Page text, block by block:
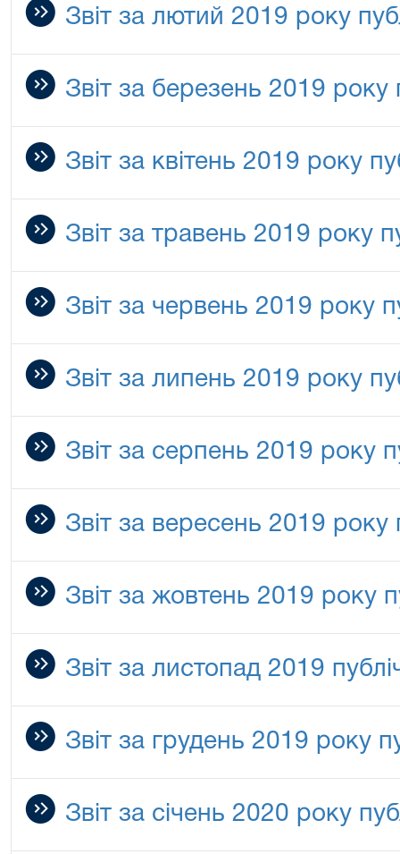
Звіт за лютий 2019 року
Звіт за березень 2019 року
Звіт за квітень 2019 року
Звіт за травень 2019 року
Звіт за червень 2019 року
Звіт за липень 2019 року
Звіт за серпень 2019 року
Звіт за вересень 2019 року
Звіт за жовтень 2019 року
Звіт за листопад 2019
Звіт за грудень 2019 року
Звіт за січень 2020 року